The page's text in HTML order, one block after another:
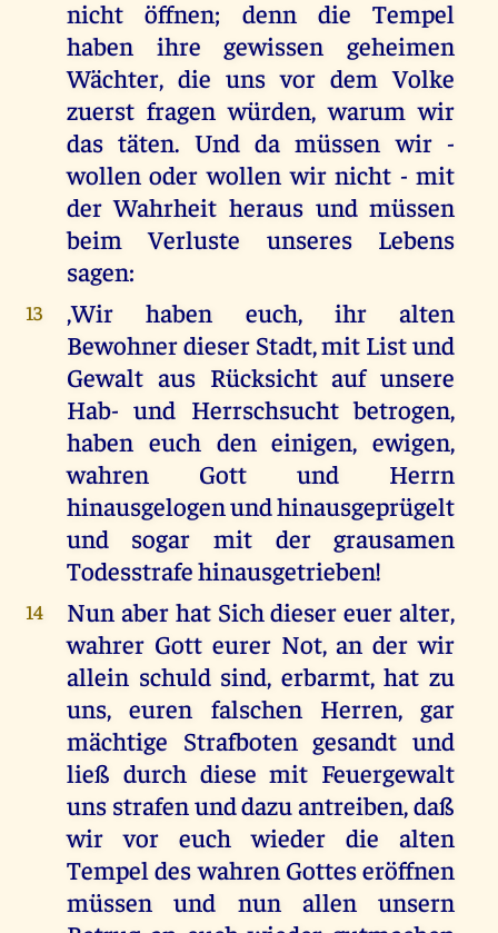
nicht öffnen; denn die Tempel
haben ihre gewissen geheimen
Wächter, die uns vor dem Volke
zuerst fragen würden, warum wir
das täten. Und da müssen wir -
wollen oder wollen wir nicht - mit
der Wahrheit heraus und müssen
beim Verluste unseres Lebens
sagen:
13
,Wir haben euch, ihr alten
Bewohner dieser Stadt, mit List und
Gewalt aus Rücksicht auf unsere
Hab- und Herrschsucht betrogen,
haben euch den einigen, ewigen,
wahren Gott und Herrn
hinausgelogen und hinausgeprügelt
und sogar mit der grausamen
Todesstrafe hinausgetrieben!
14
Nun aber hat Sich dieser euer alter,
wahrer Gott eurer Not, an der wir
allein schuld sind, erbarmt, hat zu
uns, euren falschen Herren, gar
mächtige Strafboten gesandt und
ließ durch diese mit Feuergewalt
uns strafen und dazu antreiben, daß
wir vor euch wieder die alten
Tempel des wahren Gottes eröffnen
müssen und nun allen unsern